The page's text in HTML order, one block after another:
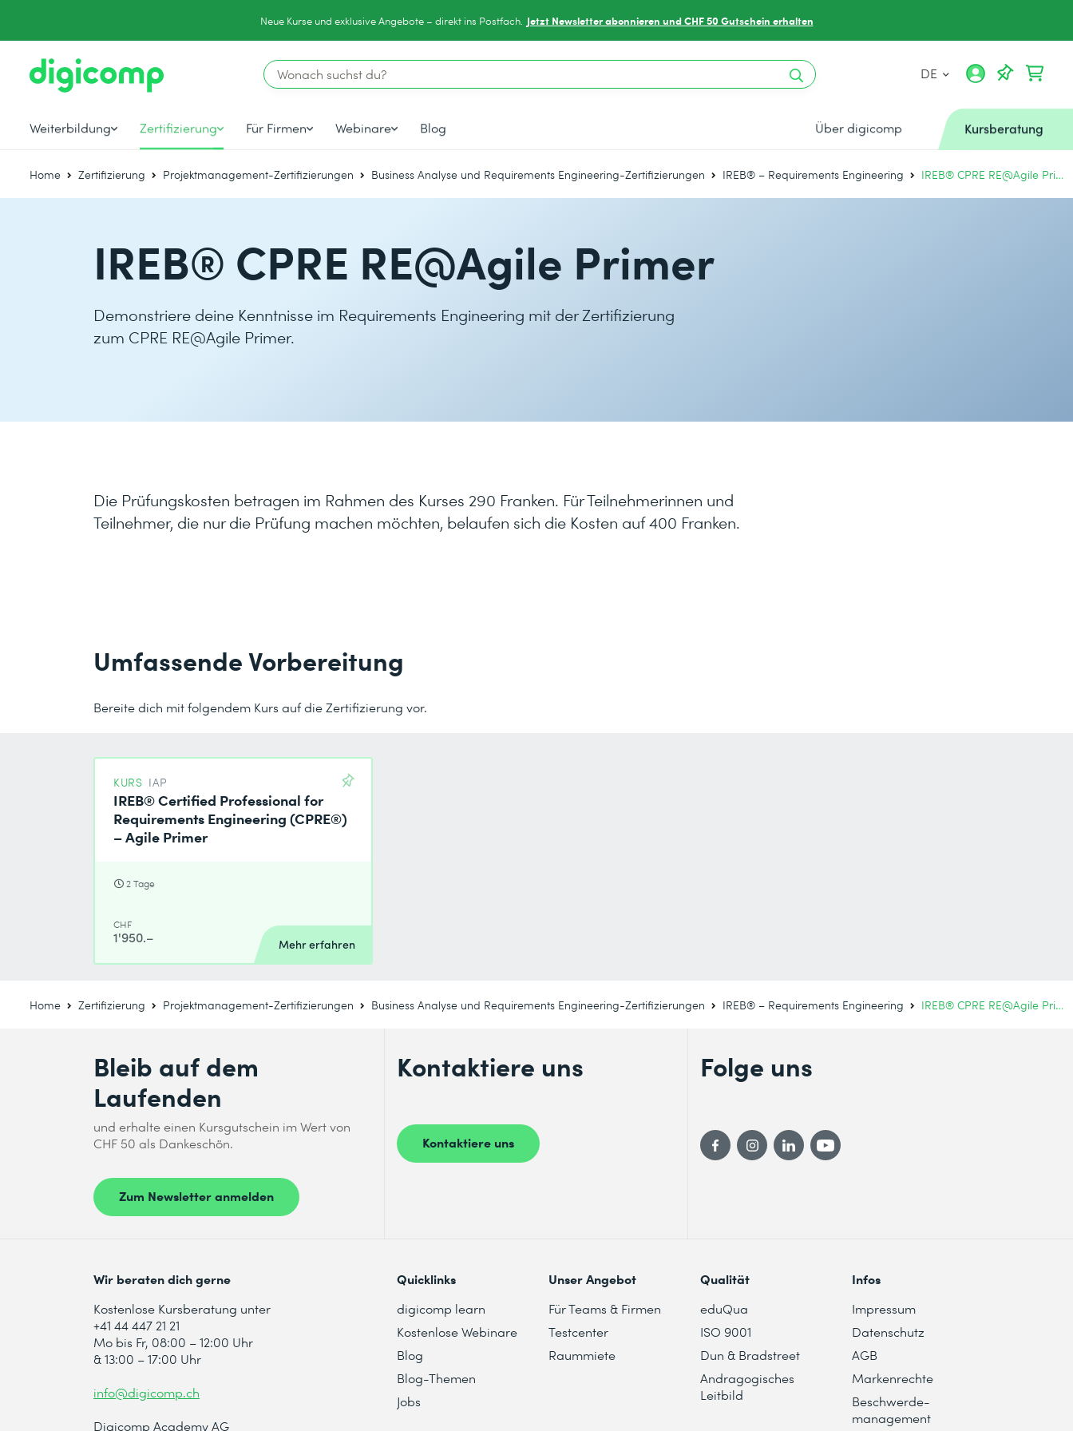
Neue Kurse und exklusive Angebote – direkt ins Postfach. Jetzt Newsletter abonnieren und CHF 50 Gutschein erhalten
DE
Weiterbildung Zertifizierung Für Firmen Webinare Blog Über digicomp Kursberatung
Home Zertifizierung Projektmanagement-Zertifizierungen Business Analyse und Requirements Engineering-Zertifizierungen IREB® – Requirements Engineering IREB® CPRE RE@Agile Primer
IREB® CPRE RE@Agile Primer
Demonstriere deine Kenntnisse im Requirements Engineering mit der Zertifizierung
zum CPRE RE@Agile Primer.
Die Prüfungskosten betragen im Rahmen des Kurses 290 Franken. Für Teilnehmerinnen und
Teilnehmer, die nur die Prüfung machen möchten, belaufen sich die Kosten auf 400 Franken.
Umfassende Vorbereitung
Bereite dich mit folgendem Kurs auf die Zertifizierung vor.
KURS IAP
IREB® Certified Professional for
Requirements Engineering (CPRE®)
– Agile Primer
2 Tage
CHF
1'950.– Mehr erfahren
Home Zertifizierung Projektmanagement-Zertifizierungen Business Analyse und Requirements Engineering-Zertifizierungen IREB® – Requirements Engineering IREB® CPRE RE@Agile Primer
Bleib auf dem
Laufenden
und erhalte einen Kursgutschein im Wert von
CHF 50 als Dankeschön.
Zum Newsletter anmelden
Kontaktiere uns
Kontaktiere uns
Folge uns
Wir beraten dich gerne
Kostenlose Kursberatung unter
+41 44 447 21 21
Mo bis Fr, 08:00 – 12:00 Uhr
& 13:00 – 17:00 Uhr
info@digicomp.ch
Digicomp Academy AG
Quicklinks
digicomp learn
Kostenlose Webinare
Blog
Blog-Themen
Jobs
Unser Angebot
Für Teams & Firmen
Testcenter
Raummiete
Qualität
eduQua
ISO 9001
Dun & Bradstreet
Andragogisches
Leitbild
Infos
Impressum
Datenschutz
AGB
Markenrechte
Beschwerde-
management